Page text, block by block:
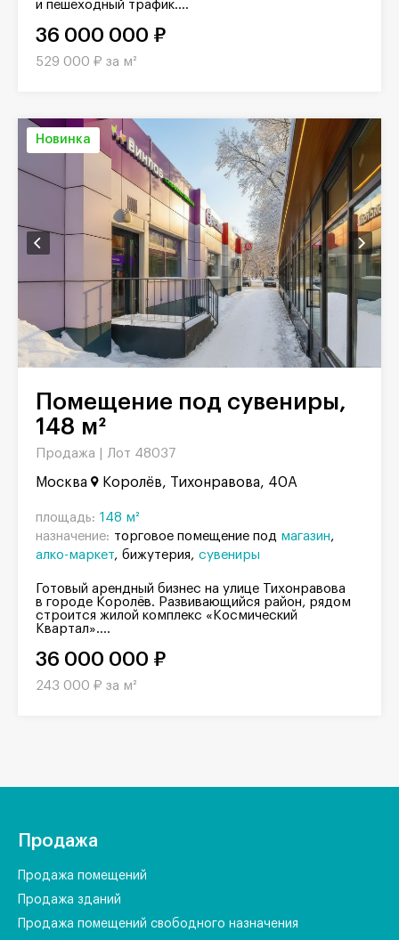
и пешеходный трафик....
36 000 000 ₽
529 000 ₽ за м²
Новинка
Помещение под сувениры,
148 м²
Продажа | Лот 48037
Москва Королёв, Тихонравова, 40А
площадь: 148 м²
назначение: торговое помещение под магазин
алко-маркет бижутерия сувениры
Готовый арендный бизнес на улице Тихонравова
в городе Королёв. Развивающийся район, рядом
строится жилой комплекс «Космический
Квартал»....
36 000 000 ₽
243 000 ₽ за м²
Продажа
Продажа помещений
Продажа зданий
Продажа помещений свободного назначения